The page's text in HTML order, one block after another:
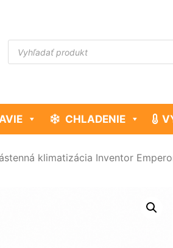
CHLADENIE
klimatizácia Inventor